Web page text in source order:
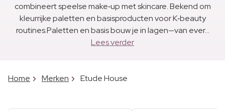
combineert speelse make‑up met skincare. Bekend om
kleurrijke paletten en basisproducten voor K‑beauty
routines.Paletten en basis bouw je in lagen—van ever...
Lees verder
Home Merken Etude House